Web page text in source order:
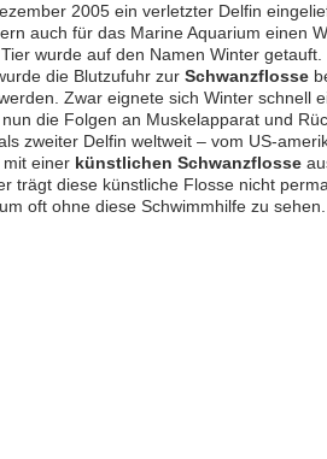
2005 ein verletzter Delfin
auch für das Marine Aquarium einen
wurde auf den Namen Winter
die Blutzufuhr zur Schwanzflosse
Zwar eignete sich Winter schnell
die Folgen an Muskelapparat und
zweiter Delfin weltweit – vom US-
mit einer künstlichen Schwanzflosse
trägt diese künstliche Flosse nicht
oft ohne diese Schwimmhilfe zu sehen.